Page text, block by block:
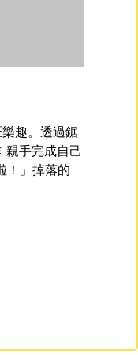
親手完成自己
」掉落的聲